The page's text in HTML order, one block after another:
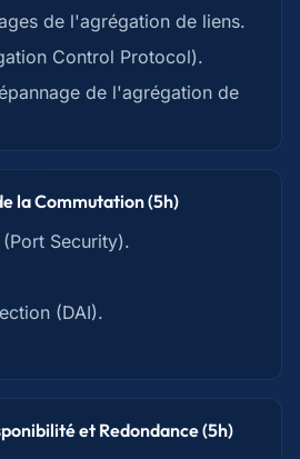
de l'agrégation de liens.
Control Protocol).
de l'agrégation de
la Commutation (5h)
Security).
(DAI).
et Redondance (5h)